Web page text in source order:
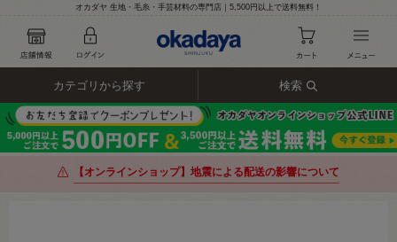
オカダヤ 生地・毛糸・手芸材料の専門店｜5,500円以上で送料無料！
カテゴリから探す 検索
【オンラインショップ】地震による配送の影響について